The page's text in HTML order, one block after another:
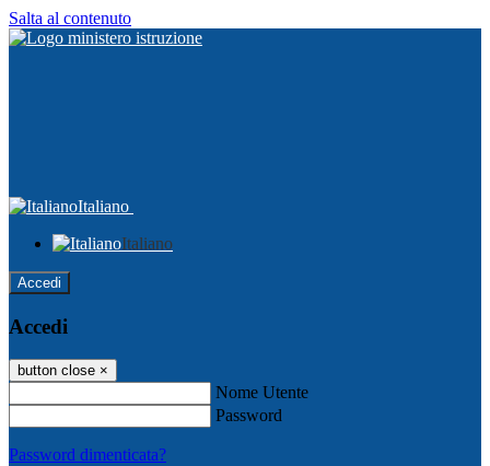
Salta al contenuto
Italiano
Italiano
Accedi
Accedi
button close ×
Nome Utente
Password
Password dimenticata?